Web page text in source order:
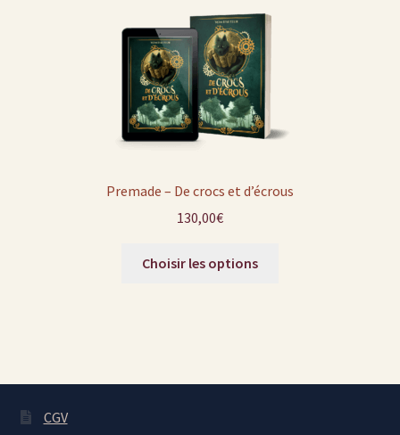
Premade – De crocs et d’écrous
130,00€
Choisir les options
CGV